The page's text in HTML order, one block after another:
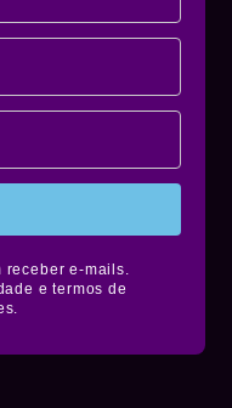
e-mails.
e termos de
nossos stickers
à água,
com película de
holográfica.
pra você colar